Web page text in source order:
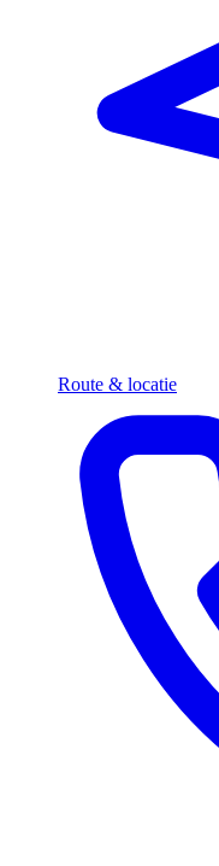
Route & locatie